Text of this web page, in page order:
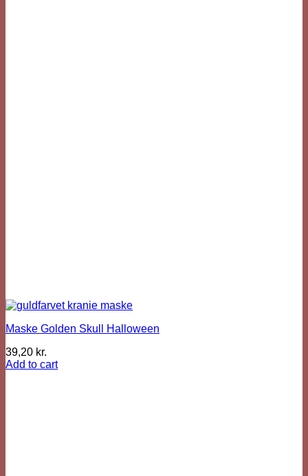
Maske Golden Skull Halloween
39,20 kr.
Add to cart